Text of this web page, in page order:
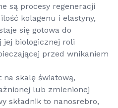
są procesy regeneracji
kolagenu i elastyny,
się gotowa do
jej biologicznej roli
przed wnikaniem
na skalę światową,
lub zmienionej
składnik to nanosrebro,